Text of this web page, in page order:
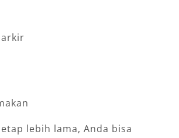
lebih lama, Anda bisa